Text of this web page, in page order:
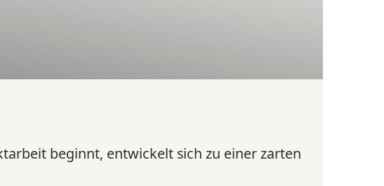
beginnt, entwickelt sich zu einer zarten